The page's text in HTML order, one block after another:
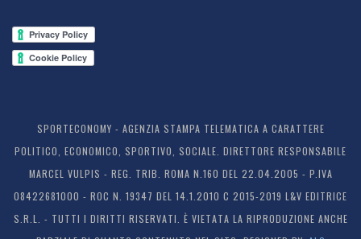
SPORTECONOMY - AGENZIA STAMPA TELEMATICA A CARATTERE
POLITICO, ECONOMICO, SPORTIVO, SOCIALE. DIRETTORE RESPONSABILE
MARCEL VULPIS - REG. TRIB. ROMA N.160 DEL 22.04.2005 - P.IVA
08422681000 - ROC N. 19347 DEL 14.1.2010 C 2015-2019 L&V EDITRICE
S.R.L. - TUTTI I DIRITTI RISERVATI. È VIETATA LA RIPRODUZIONE ANCHE